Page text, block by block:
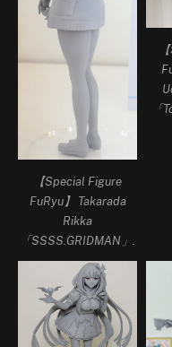
【Special Figure
FuRyu】 Takarada
Rikka
「SSSS.GRIDMAN」.
「